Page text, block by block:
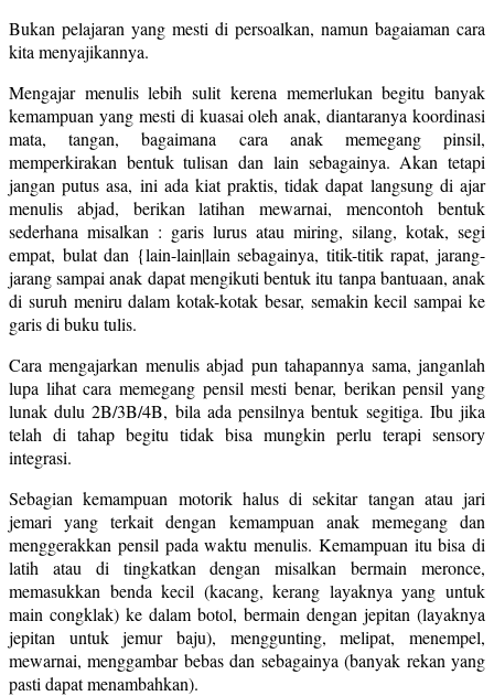
Bukan pelajaran yang mesti di persoalkan, namun bagaiaman cara
kita menyajikannya.
Mengajar menulis lebih sulit kerena memerlukan begitu banyak
kemampuan yang mesti di kuasai oleh anak, diantaranya koordinasi
mata, tangan, bagaimana cara anak memegang pinsil,
memperkirakan bentuk tulisan dan lain sebagainya. Akan tetapi
jangan putus asa, ini ada kiat praktis, tidak dapat langsung di ajar
menulis abjad, berikan latihan mewarnai, mencontoh bentuk
sederhana misalkan : garis lurus atau miring, silang, kotak, segi
empat, bulat dan {lain-lain|lain sebagainya, titik-titik rapat, jarang-
jarang sampai anak dapat mengikuti bentuk itu tanpa bantuaan, anak
di suruh meniru dalam kotak-kotak besar, semakin kecil sampai ke
garis di buku tulis.
Cara mengajarkan menulis abjad pun tahapannya sama, janganlah
lupa lihat cara memegang pensil mesti benar, berikan pensil yang
lunak dulu 2B/3B/4B, bila ada pensilnya bentuk segitiga. Ibu jika
telah di tahap begitu tidak bisa mungkin perlu terapi sensory
integrasi.
Sebagian kemampuan motorik halus di sekitar tangan atau jari
jemari yang terkait dengan kemampuan anak memegang dan
menggerakkan pensil pada waktu menulis. Kemampuan itu bisa di
latih atau di tingkatkan dengan misalkan bermain meronce,
memasukkan benda kecil (kacang, kerang layaknya yang untuk
main congklak) ke dalam botol, bermain dengan jepitan (layaknya
jepitan untuk jemur baju), menggunting, melipat, menempel,
mewarnai, menggambar bebas dan sebagainya (banyak rekan yang
pasti dapat menambahkan).